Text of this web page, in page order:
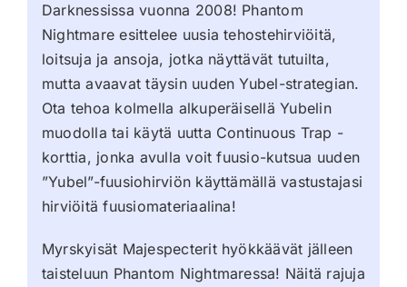
Darknessissa vuonna 2008! Phantom
Nightmare esittelee uusia tehostehirviöitä,
loitsuja ja ansoja, jotka näyttävät tutuilta,
mutta avaavat täysin uuden Yubel-strategian.
Ota tehoa kolmella alkuperäisellä Yubelin
muodolla tai käytä uutta Continuous Trap -
korttia, jonka avulla voit fuusio-kutsua uuden
”Yubel”-fuusiohirviön käyttämällä vastustajasi
hirviöitä fuusiomateriaalina!
Myrskyisät Majespecterit hyökkäävät jälleen
taisteluun Phantom Nightmaressa! Näitä rajuja